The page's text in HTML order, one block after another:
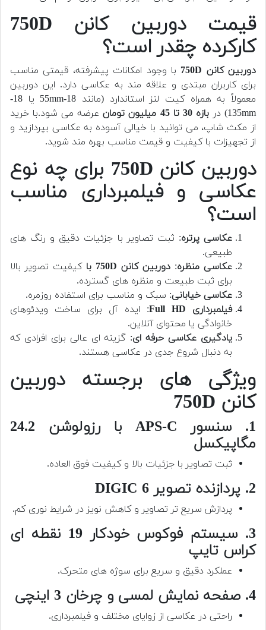
قیمت دوربین کانن 750D
کارکرده چقدر است؟
دوربین کانن 750D
با وجود امکانات پیشرفته، قیمتی مناسب
برای کاربران مبتدی و علاقه مند به عکاسی دارد. این دوربین
معمولاً به همراه کیت لنز استاندارد (مانند 18-55mm یا 18-
135mm) در
بازه 30 تا 45 میلیون تومان عرضه می شود.با خرید
از مکث شاپ، می توانید با خیالی آسوده به عکاسی بپردازید و
از تجهیزات با کیفیت و قیمت مناسب بهره مند شوید.
دوربین کانن 750D برای چه نوع
عکاسی و فیلمبرداری مناسب
است؟
عکاسی پرتره: ثبت تصاویر با جزئیات دقیق و رنگ های
طبیعی.
عکاسی منظره: دوربین کانن 750D با
کیفیت تصویر بالا
برای ثبت طبیعت و منظره های گسترده.
عکاسی خیابانی: سبک و مناسب برای استفاده روزمره.
فیلمبرداری Full HD
: ایده آل برای ساخت ویدئوهای
خانوادگی یا محتوای آنلاین.
یادگیری عکاسی حرفه ای: گزینه ای عالی برای افرادی که
به دنبال شروع جدی در عکاسی هستند.
ویژگی های برجسته دوربین
کانن 750D
1. سنسور APS-C با رزولوشن 24.2
مگاپیکسل
ثبت تصاویر با جزئیات بالا و کیفیت فوق العاده.
2. پردازنده تصویر DIGIC 6
پردازش سریع تر تصاویر و کاهش نویز در شرایط نوری کم.
3. سیستم فوکوس خودکار 19 نقطه ای
کراس تایپ
عملکرد دقیق و سریع برای سوژه های متحرک.
4. صفحه نمایش لمسی و چرخان 3 اینچی
راحتی در عکاسی از زوایای مختلف و فیلمبرداری.